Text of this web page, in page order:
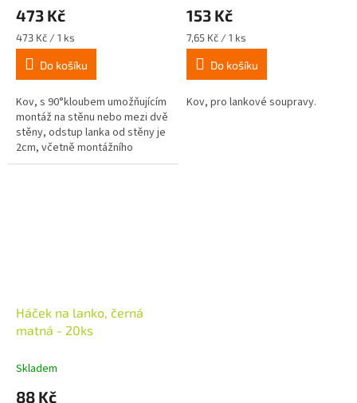
473 Kč
Měrná
cena:
473 Kč / 1 ks
Do košíku
Kov, s 90°kloubem umožňujícím
montáž na stěnu nebo mezi dvě
stěny, odstup lanka od stěny je
2cm, včetně montážního
materiálu. Vhodná jen na pevný
153 Kč
Měrná
cena:
7,65 Kč / 1 ks
Do košíku
Kov, pro lankové soupravy.
Háček na lanko, černá
matná - 20ks
Skladem
88 Kč